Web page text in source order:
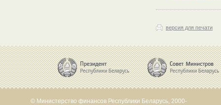
версия для печати
© Министерство финансов Республики Беларусь, 2000-